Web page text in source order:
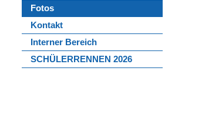
Fotos
Kontakt
Interner Bereich
SCHÜLERRENNEN 2026